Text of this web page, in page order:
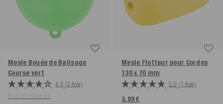
Mesle Bouée de Balisage
Course vert
4.0 (2 Avis)
Mesle Flotteur pour Cordes
130 x 70 mm
5.0 (1 Avis)
5,99 €